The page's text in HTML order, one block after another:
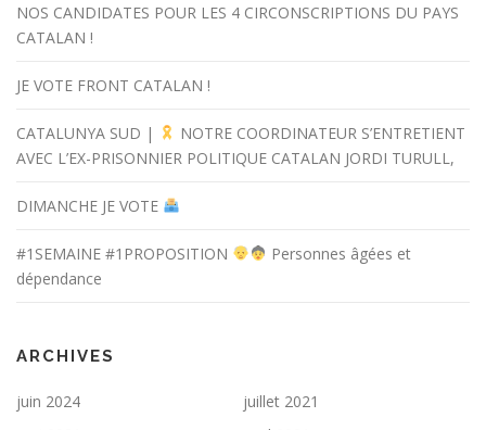
NOS CANDIDATES POUR LES 4 CIRCONSCRIPTIONS DU PAYS
CATALAN !
JE VOTE FRONT CATALAN !
CATALUNYA SUD |
NOTRE COORDINATEUR S’ENTRETIENT
AVEC L’EX-PRISONNIER POLITIQUE CATALAN JORDI TURULL,
DIMANCHE JE VOTE
#1SEMAINE #1PROPOSITION
Personnes âgées et
dépendance
ARCHIVES
juin 2024
juillet 2021